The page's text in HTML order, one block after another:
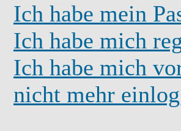
Ich habe mein
Ich habe mich
Ich habe mich
nicht mehr